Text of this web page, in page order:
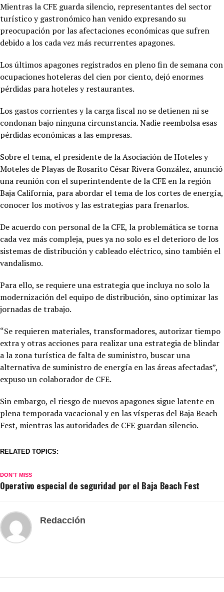
Mientras la CFE guarda silencio, representantes del sector
turístico y gastronómico han venido expresando su
preocupación por las afectaciones económicas que sufren
debido a los cada vez más recurrentes apagones.
Los últimos apagones registrados en pleno fin de semana con
ocupaciones hoteleras del cien por ciento, dejó enormes
pérdidas para hoteles y restaurantes.
Los gastos corrientes y la carga fiscal no se detienen ni se
condonan bajo ninguna circunstancia. Nadie reembolsa esas
pérdidas económicas a las empresas.
Sobre el tema, el presidente de la Asociación de Hoteles y
Moteles de Playas de Rosarito César Rivera González, anunció
una reunión con el superintendente de la CFE en la región
Baja California, para abordar el tema de los cortes de energía,
conocer los motivos y las estrategias para frenarlos.
De acuerdo con personal de la CFE, la problemática se torna
cada vez más compleja, pues ya no solo es el deterioro de los
sistemas de distribución y cableado eléctrico, sino también el
vandalismo.
Para ello, se requiere una estrategia que incluya no solo la
modernización del equipo de distribución, sino optimizar las
jornadas de trabajo.
“Se requieren materiales, transformadores, autorizar tiempo
extra y otras acciones para realizar una estrategia de blindar
a la zona turística de falta de suministro, buscar una
alternativa de suministro de energía en las áreas afectadas”,
expuso un colaborador de CFE.
Sin embargo, el riesgo de nuevos apagones sigue latente en
plena temporada vacacional y en las vísperas del Baja Beach
Fest, mientras las autoridades de CFE guardan silencio.
RELATED TOPICS:
DON'T MISS
Operativo especial de seguridad por el Baja Beach Fest
Redacción